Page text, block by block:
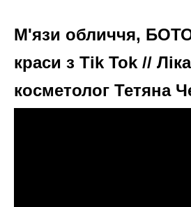
М'язи обличчя,
краси з Tik Tok //
косметолог Тетяна